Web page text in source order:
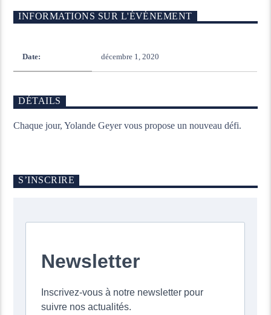
INFORMATIONS SUR L'ÉVÉNEMENT
Date: décembre 1, 2020
DÉTAILS
Chaque jour, Yolande Geyer vous propose un nouveau défi.
S’INSCRIRE